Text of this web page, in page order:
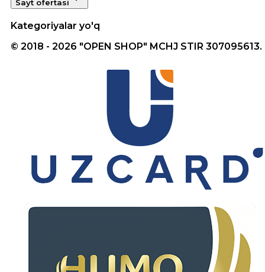
Sayt ofertasi
Kategoriyalar yo'q
© 2018 - 2026 "OPEN SHOP" MCHJ STIR 307095613.